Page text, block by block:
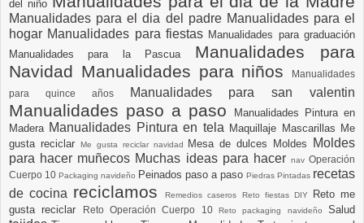
del niño
Manualidades para el dia del padre Manualidades para el
hogar Manualidades para fiestas Manualidades para graduación
Manualidades para la Pascua Manualidades para
Navidad Manualidades para niños
Manualidades
para quince años
Manualidades para san valentin
Manualidades paso a paso
Manualidades Pintura en
Madera Manualidades Pintura en tela Maquillaje Mascarillas Me
gusta reciclar
Me gusta reciclar navidad Mesa de dulces Moldes
Moldes
para hacer muñecos Muchas ideas para hacer nav Operación
Cuerpo 10 Packaging navideño Peinados paso a paso Piedras Pintadas recetas
de cocina reciclamosRemedios caseros Reto fiestas DIY
Reto me
gusta reciclar
Reto Operación Cuerpo 10Reto packaging navideñoSalud